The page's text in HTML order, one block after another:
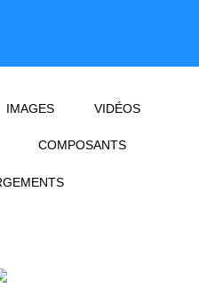
IMAGES VIDÉOS
COMPOSANTS